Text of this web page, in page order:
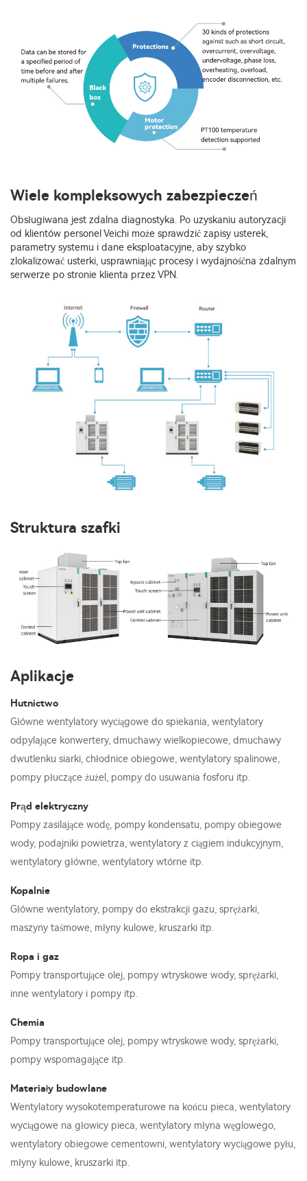
Wiele kompleksowych zabezpieczeń
Obsługiwana jest zdalna diagnostyka. Po uzyskaniu autoryzacji
od klientów personel Veichi może sprawdzić zapisy usterek,
parametry systemu i dane eksploatacyjne, aby szybko
zlokalizować usterki, usprawniając procesy i wydajnośćna zdalnym
serwerze po stronie klienta przez VPN.
Struktura szafki
Aplikacje
Hutnictwo
Główne wentylatory wyciągowe do spiekania, wentylatory
odpylające konwertery, dmuchawy wielkopiecowe, dmuchawy
dwutlenku siarki, chłodnice obiegowe, wentylatory spalinowe,
pompy płuczące żużel, pompy do usuwania fosforu itp.
Prąd elektryczny
Pompy zasilające wodę, pompy kondensatu, pompy obiegowe
wody, podajniki powietrza, wentylatory z ciągiem indukcyjnym,
wentylatory główne, wentylatory wtórne itp.
Kopalnie
Główne wentylatory, pompy do ekstrakcji gazu, sprężarki,
maszyny taśmowe, młyny kulowe, kruszarki itp.
Ropa i gaz
Pompy transportujące olej, pompy wtryskowe wody, sprężarki,
inne wentylatory i pompy itp.
Chemia
Pompy transportujące olej, pompy wtryskowe wody, sprężarki,
pompy wspomagające itp.
Materiały budowlane
Wentylatory wysokotemperaturowe na końcu pieca, wentylatory
wyciągowe na głowicy pieca, wentylatory młyna węglowego,
wentylatory obiegowe cementowni, wentylatory wyciągowe pyłu,
młyny kulowe, kruszarki itp.